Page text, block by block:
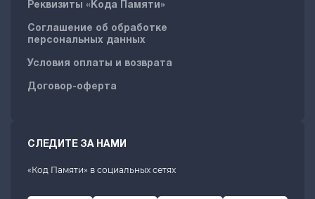
Реквизиты «Кода Памяти»
Соглашение об обработке
персональных данных
Условия оплаты и возврата
Договор-оферта
СЛЕДИТЕ ЗА НАМИ
«Код Памяти» в социальных сетях